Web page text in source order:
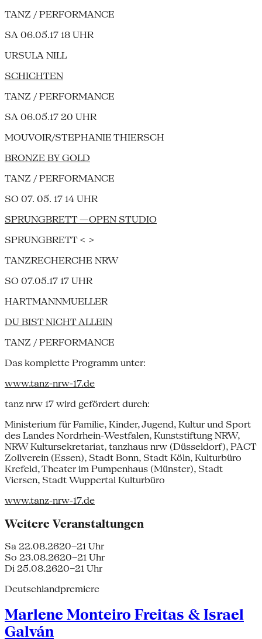
TANZ / PERFORMANCE
SA 06.05.17 18 UHR
URSULA NILL
SCHICHTEN
TANZ / PERFORMANCE
SA 06.05.17 20 UHR
MOUVOIR/STEPHANIE THIERSCH
BRONZE BY GOLD
TANZ / PERFORMANCE
SO 07. 05. 17 14 UHR
SPRUNGBRETT —OPEN STUDIO
SPRUNGBRETT < >
TANZRECHERCHE NRW
SO 07.05.17 17 UHR
HARTMANNMUELLER
DU BIST NICHT ALLEIN
TANZ / PERFORMANCE
Das komplette Programm unter:
www.tanz-nrw-17.de
tanz nrw 17 wird gefördert durch:
Ministerium für Familie, Kinder, Jugend, Kultur und Sport
des Landes Nordrhein-Westfalen, Kunststiftung NRW,
NRW Kultursekretariat, tanzhaus nrw (Düsseldorf), PACT
Zollverein (Essen), Stadt Bonn, Stadt Köln, Kulturbüro
Krefeld, Theater im Pumpenhaus (Münster), Stadt
Viersen, Stadt Wuppertal Kulturbüro
www.tanz-nrw-17.de
Weitere Veranstaltungen
Sa 22.08.2620–21 Uhr
So 23.08.2620–21 Uhr
Di 25.08.2620–21 Uhr
Deutschlandpremiere
Marlene Monteiro Freitas & Israel
Galván